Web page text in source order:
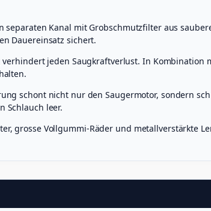
Kanal mit Grobschmutzfilter aus
Dauereinsatz sichert.
jeden Saugkraftverlust. In
schont nicht nur den Saugermotor, sondern
Schlauch leer.
grosse Vollgummi-Räder und metallverstärkte